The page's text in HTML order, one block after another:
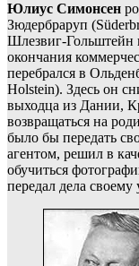
Юлиус Симонсен
Зюдербраруп (
Шлезвиг-Гольштейн
окончания
перебрался в
Holstein). Здесь он
выходца из Дании,
возвращаться на
было бы передать
агентом, решил в
обучиться
передал дела своему